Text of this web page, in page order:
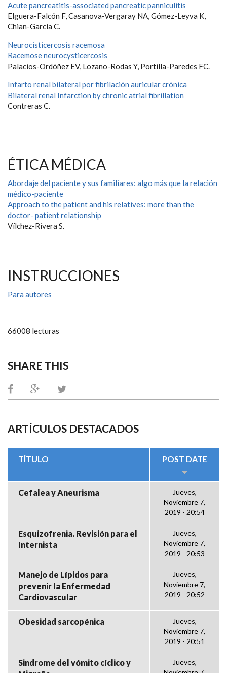
Acute pancreatitis-associated pancreatic panniculitis
Elguera-Falcón F, Casanova-Vergaray NA, Gómez-Leyva K,
Chian-García C.
Neurocisticercosis racemosa
Racemose neurocysticercosis
Palacios-Ordóñez EV, Lozano-Rodas Y, Portilla-Paredes FC.
Infarto renal bilateral por fibrilación auricular crónica
Bilateral renal Infarction by chronic atrial fibrillation
Contreras C.
ÉTICA MÉDICA
Abordaje del paciente y sus familiares: algo más que la relación
médico-paciente
Approach to the patient and his relatives: more than the
doctor- patient relationship
Vílchez-Rivera S.
INSTRUCCIONES
Para autores
66008 lecturas
SHARE THIS
ARTÍCULOS DESTACADOS
TÍTULO POST DATE
Cefalea y Aneurisma
Jueves,
Noviembre 7,
2019 - 20:54
Esquizofrenia. Revisión para el
Internista
Jueves,
Noviembre 7,
2019 - 20:53
Manejo de Lípidos para
prevenir la Enfermedad
Cardiovascular
Jueves,
Noviembre 7,
2019 - 20:52
Obesidad sarcopénica
Jueves,
Noviembre 7,
2019 - 20:51
Sindrome del vómito cíclico y
Jueves,